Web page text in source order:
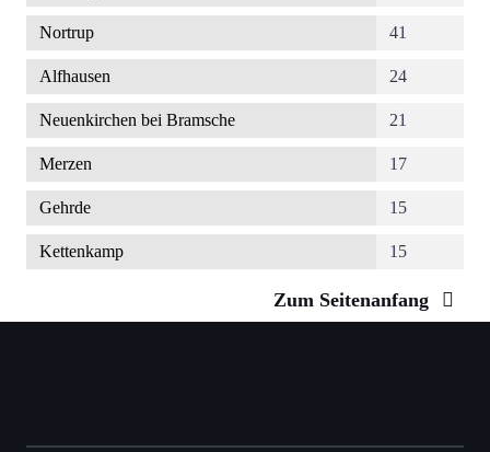
Nortrup 41
Alfhausen 24
Neuenkirchen bei Bramsche 21
Merzen 17
Gehrde 15
Kettenkamp 15
Zum Seitenanfang